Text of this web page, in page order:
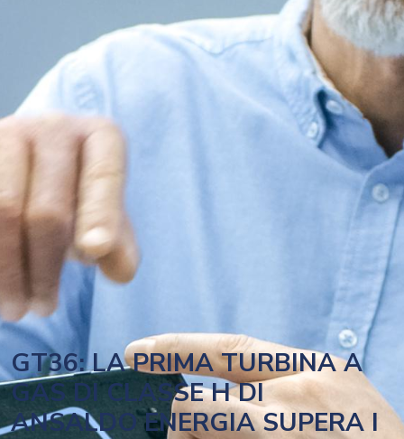
GT36: LA PRIMA TURBINA A
GAS DI CLASSE H DI
ANSALDO ENERGIA SUPERA I